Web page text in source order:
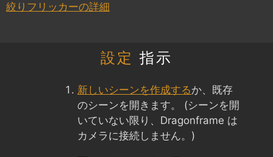
絞りフリッカーの詳細
設定 指示
新しいシーンを作成するか、既存
のシーンを開きます。 (シーンを開
いていない限り、Dragonframe は
カメラに接続しません。)